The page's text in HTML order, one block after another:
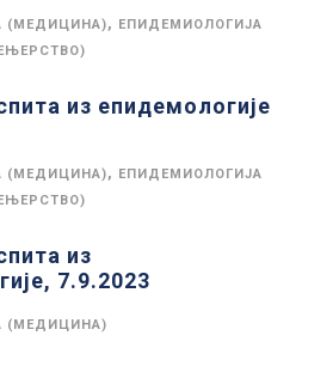
(МЕДИЦИНА), ЕПИДЕМИОЛОГИЈА
из епидемологије
(МЕДИЦИНА), ЕПИДЕМИОЛОГИЈА
из
7.9.2023
(МЕДИЦИНА)